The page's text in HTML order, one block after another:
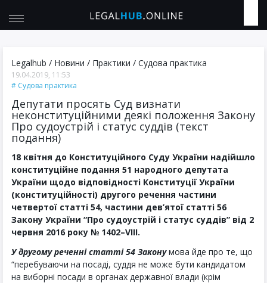
Legalhub / Новини / Практики / Судова практика
19.04.2019, 11:53
Судова практика
Депутати просять Суд визнати
неконституційними деякі положення Закону
Про судоустрій і статус суддів (текст
подання)
18 квітня до Конституційного Суду України надійшло
конституційне подання 51 народного депутата
України щодо відповідності Конституції України
(конституційності) другого речення частини
четвертої статті 54, частини дев’ятої статті 56
Закону України “Про судоустрій і статус суддів” від 2
червня 2016 року № 1402–VІІІ.
У другому реченні статті 54 Законумова йде про те, що
“перебуваючи на посаді, суддя не може бути кандидатом
на виборні посади в органах державної влади (крім